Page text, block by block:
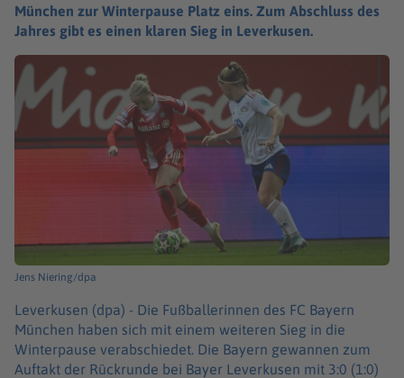
München zur Winterpause Platz eins. Zum Abschluss des
Jahres gibt es einen klaren Sieg in Leverkusen.
Jens Niering/dpa
Leverkusen (dpa) - Die Fußballerinnen des FC Bayern
München haben sich mit einem weiteren Sieg in die
Winterpause verabschiedet. Die Bayern gewannen zum
Auftakt der Rückrunde bei Bayer Leverkusen mit 3:0 (1:0)